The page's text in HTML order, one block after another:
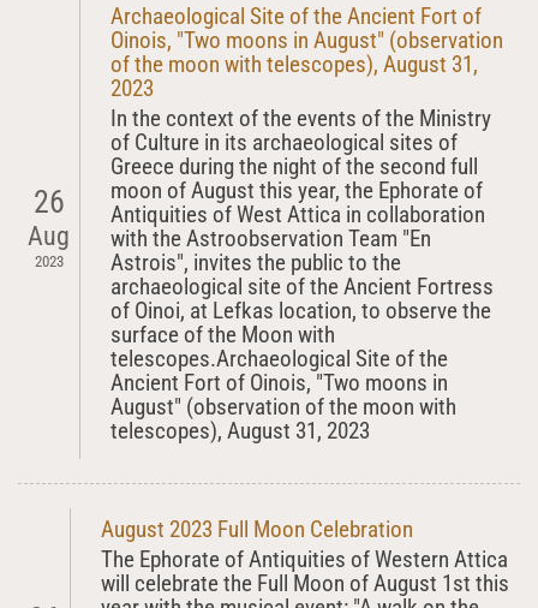
26
Aug
2023
Archaeological Site of the Ancient Fort of
Oinois, "Two moons in August" (observation
of the moon with telescopes), August 31,
2023
In the context of the events of the Ministry
of Culture in its archaeological sites of
Greece during the night of the second full
moon of August this year, the Ephorate of
Antiquities of West Attica in collaboration
with the Astroobservation Team "En
Astrois", invites the public to the
archaeological site of the Ancient Fortress
of Oinoi, at Lefkas location, to observe the
surface of the Moon with
telescopes.Archaeological Site of the
Ancient Fort of Oinois, "Two moons in
August" (observation of the moon with
telescopes), August 31, 2023
August 2023 Full Moon Celebration
The Ephorate of Antiquities of Western Attica
will celebrate the Full Moon of August 1st this